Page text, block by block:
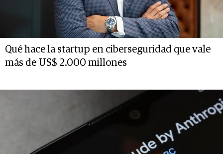
Qué hace la startup en ciberseguridad que vale
más de US$ 2.000 millones